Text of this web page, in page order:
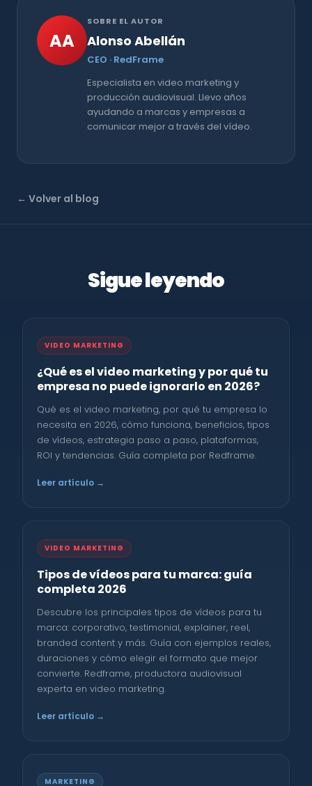
AA
SOBRE EL AUTOR
Alonso Abellán
CEO · RedFrame
Especialista en video marketing y
producción audiovisual. Llevo años
ayudando a marcas y empresas a
comunicar mejor a través del vídeo.
← Volver al blog
Sigue leyendo
VIDEO MARKETING
¿Qué es el video marketing y por qué tu
empresa no puede ignorarlo en 2026?
Qué es el video marketing, por qué tu empresa lo
necesita en 2026, cómo funciona, beneficios, tipos
de vídeos, estrategia paso a paso, plataformas,
ROI y tendencias. Guía completa por Redframe.
Leer artículo →
VIDEO MARKETING
Tipos de vídeos para tu marca: guía
completa 2026
Descubre los principales tipos de vídeos para tu
marca: corporativo, testimonial, explainer, reel,
branded content y más. Guía con ejemplos reales,
duraciones y cómo elegir el formato que mejor
convierte. Redframe, productora audiovisual
experta en video marketing.
Leer artículo →
MARKETING